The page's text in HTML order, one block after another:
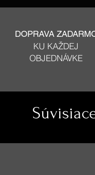
DOPRAVA
KU KAŽDEJ
OBJEDNÁVKE